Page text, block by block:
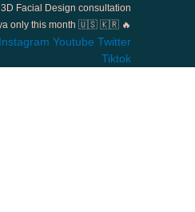
Facial Design consultation
only this month 🇺🇸 🇰🇷 🔥
Instagram Youtube Twitter
Tiktok